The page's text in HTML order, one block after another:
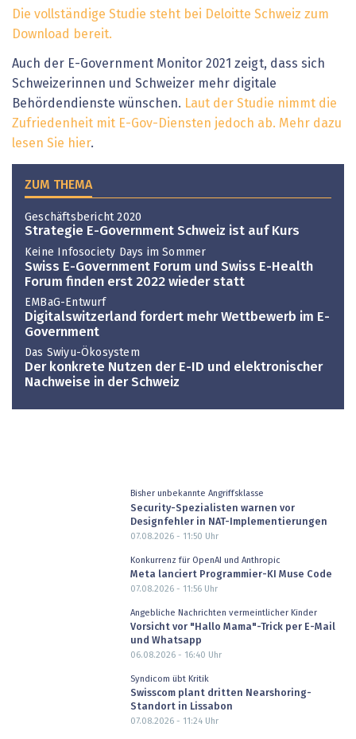
Die vollständige Studie steht bei Deloitte Schweiz zum
Download bereit.
Auch der E-Government Monitor 2021 zeigt, dass sich
Schweizerinnen und Schweizer mehr digitale
Behördendienste wünschen. Laut der Studie nimmt die
Zufriedenheit mit E-Gov-Diensten jedoch ab. Mehr dazu
lesen Sie hier.
ZUM THEMA
Geschäftsbericht 2020
Strategie E-Government Schweiz ist auf Kurs
Keine Infosociety Days im Sommer
Swiss E-Government Forum und Swiss E-Health
Forum finden erst 2022 wieder statt
EMBaG-Entwurf
Digitalswitzerland fordert mehr Wettbewerb im E-
Government
Das Swiyu-Ökosystem
Der konkrete Nutzen der E-ID und elektronischer
Nachweise in der Schweiz
Bisher unbekannte Angriffsklasse
Security-Spezialisten warnen vor
Designfehler in NAT-Implementierungen
07.08.2026 - 11:50 Uhr
Konkurrenz für OpenAI und Anthropic
Meta lanciert Programmier-KI Muse Code
07.08.2026 - 11:56Uhr
Angebliche Nachrichten vermeintlicher Kinder
Vorsicht vor "Hallo Mama"-Trick per E-Mail
und Whatsapp
06.08.2026 - 16:40 Uhr
Syndicom übt Kritik
Swisscom plant dritten Nearshoring-
Standort in Lissabon
07.08.2026 - 11:24Uhr